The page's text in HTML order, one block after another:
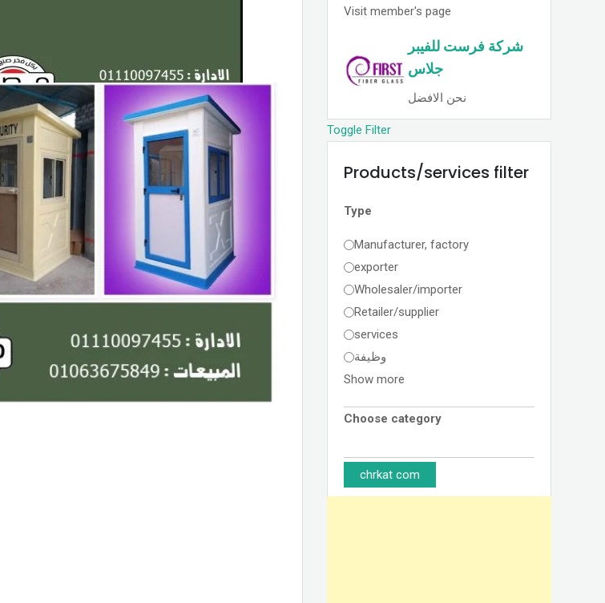
Visit member's page
شركة فرست للفيبر
جلاس
نحن الافضل
Toggle Filter
Products/services filter
Type
Manufacturer, factory
exporter
Wholesaler/importer
Retailer/supplier
services
وظيفة
Show more
Choose category
chrkat com